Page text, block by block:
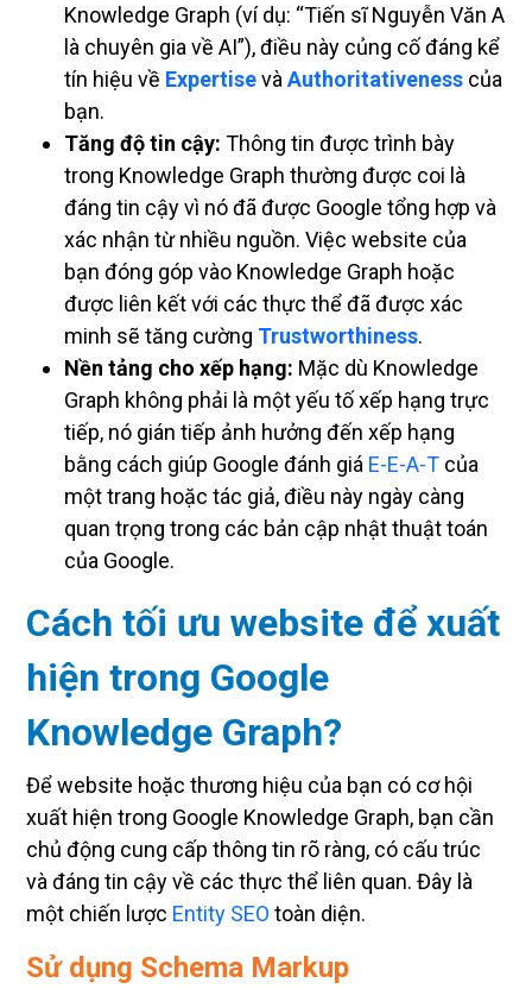
Knowledge Graph (ví dụ: “Tiến sĩ Nguyễn Văn A
là chuyên gia về AI”), điều này củng cố đáng kể
tín hiệu về Expertisevà Authoritativeness của
bạn.
Tăng độ tin cậy: Thông tin được trình bày
trong Knowledge Graph thường được coi là
đáng tin cậy vì nó đã được Google tổng hợp và
xác nhận từ nhiều nguồn. Việc website của
bạn đóng góp vào Knowledge Graph hoặc
được liên kết với các thực thể đã được xác
minh sẽ tăng cường Trustworthiness.
Nền tảng cho xếp hạng: Mặc dù Knowledge
Graph không phải là một yếu tố xếp hạng trực
tiếp, nó gián tiếp ảnh hưởng đến xếp hạng
bằng cách giúp Google đánh giá E-E-A-T của
một trang hoặc tác giả, điều này ngày càng
quan trọng trong các bản cập nhật thuật toán
của Google.
Cách tối ưu website để xuất
hiện trong Google
Knowledge Graph?
Để website hoặc thương hiệu của bạn có cơ hội
xuất hiện trong Google Knowledge Graph, bạn cần
chủ động cung cấp thông tin rõ ràng, có cấu trúc
và đáng tin cậy về các thực thể liên quan. Đây là
một chiến lược Entity SEO toàn diện.
Sử dụng Schema Markup